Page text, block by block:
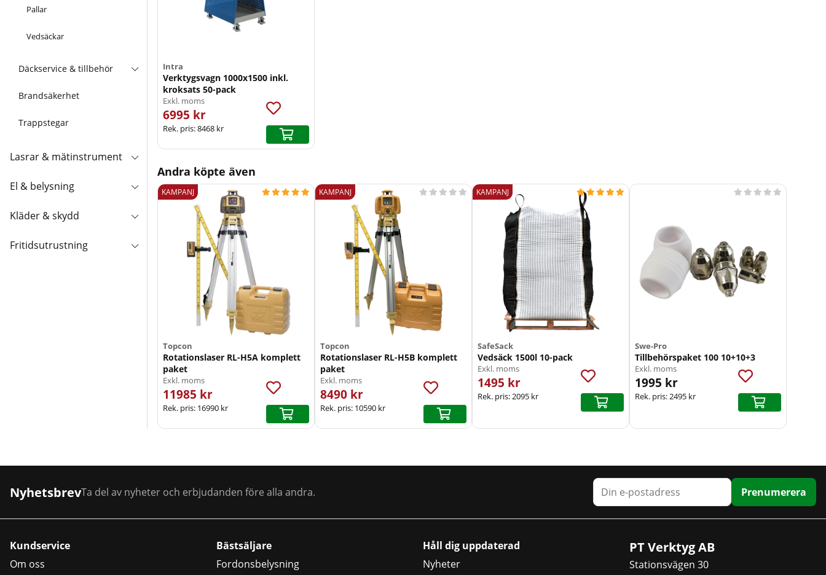
Pallar
Vedsäckar
Däckservice & tillbehör
Brandsäkerhet
Trappstegar
Lasrar & mätinstrument
El & belysning
Kläder & skydd
Fritidsutrustning
Intra
Verktygsvagn 1000x1500 inkl.
kroksats 50-pack
Exkl. moms
6995 kr
Rek. pris:8468 kr
Andra köpte även
KAMPANJ
Topcon
Rotationslaser RL-H5A komplett
paket
    
Exkl. moms
11985 kr
Rek. pris: 16990 kr
KAMPANJ
Topcon
Rotationslaser RL-H5B komplett
paket
    
Exkl. moms
8490 kr
Rek. pris: 10590 kr
KAMPANJ
SafeSack
Vedsäck 1500l 10-pack
   
Exkl. moms
1495 kr
Rek. pris:2095 kr
Swe-Pro
Tillbehörspaket 100 10+10+3
    
Exkl. moms
1995 kr
Rek. pris:2495 kr
NyhetsbrevTa del av nyheter och erbjudanden före alla andra. Prenumerera
Kundservice
Om oss
Bästsäljare
Fordonsbelysning
Håll dig uppdaterad
Nyheter
PT Verktyg AB
Stationsvägen 30